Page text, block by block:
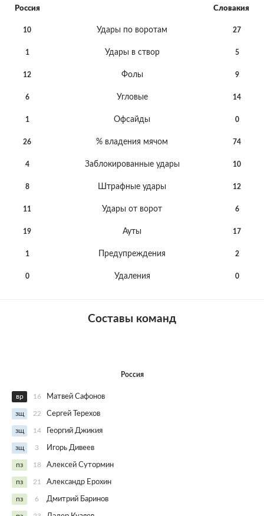
Россия Словакия
10 Удары по воротам 27
1 Удары в створ 5
12 Фолы 9
6 Угловые 14
1 Офсайды 0
26 % владения мячом 74
4 Заблокированные удары 10
8 Штрафные удары 12
11 Удары от ворот 6
19 Ауты 17
1 Предупреждения 2
0 Удаления 0
Составы команд
Россия
вр 16 Матвей Сафонов
зщ 22 Сергей Терехов
зщ 14 Георгий Джикия
зщ 3 Игорь Дивеев
пз 18 Алексей Сутормин
пз 21 Александр Ерохин
пз 6 Дмитрий Баринов